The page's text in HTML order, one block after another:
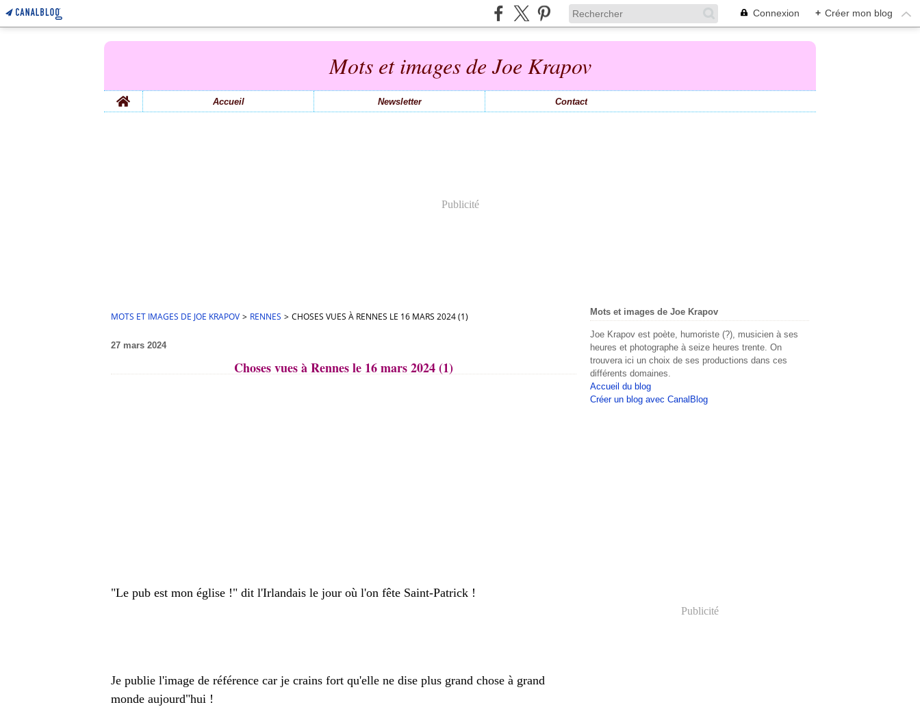
Connexion + Créer mon blog
Mots et images de Joe Krapov
Home
Accueil Newsletter Contact
Publicité
MOTS ET IMAGES DE JOE KRAPOV > RENNES > CHOSES VUES À RENNES LE 16 MARS 2024 (1)
27 mars 2024
Choses vues à Rennes le 16 mars 2024 (1)
"Le pub est mon église !" dit l'Irlandais le jour où l'on fête Saint-Patrick !
Je publie l'image de référence car je crains fort qu'elle ne dise plus grand chose à grand
monde aujourd"hui !
Mots et images de Joe Krapov
Joe Krapov est poète, humoriste (?), musicien à ses
heures et photographe à seize heures trente. On
trouvera ici un choix de ses productions dans ces
différents domaines.
Accueil du blog
Créer un blog avec CanalBlog
Publicité